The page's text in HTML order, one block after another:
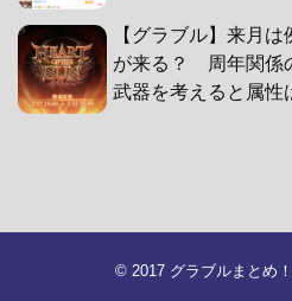
【グラブル】来月
が来る？ 周年関係
武器を考えると属性
© 2017 グラブルまとめ